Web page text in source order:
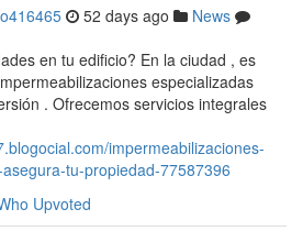
52 days ago
News
en tu edificio? En la ciudad , es
especializadas
. Ofrecemos servicios integrales
impermeabilizaciones-
tu-propiedad-77587396
Upvoted